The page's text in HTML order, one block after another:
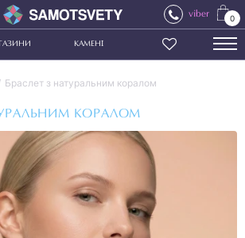
viber 0
КАМЕНІ
Браслет з натуральним коралом
КОРАЛОМ